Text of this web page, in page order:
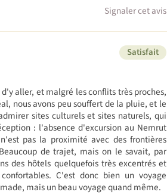
Signaler cet avis
Satisfait
aller, et malgré les conflits très proches,
nous avons peu souffert de la pluie, et le
sites culturels et sites naturels, qui
: l'absence d'excursion au Nemrut
pas la proximité avec des frontières
de trajet, mais on le savait, par
des hôtels quelquefois très excentrés et
C'est donc bien un voyage
mais un beau voyage quand même.